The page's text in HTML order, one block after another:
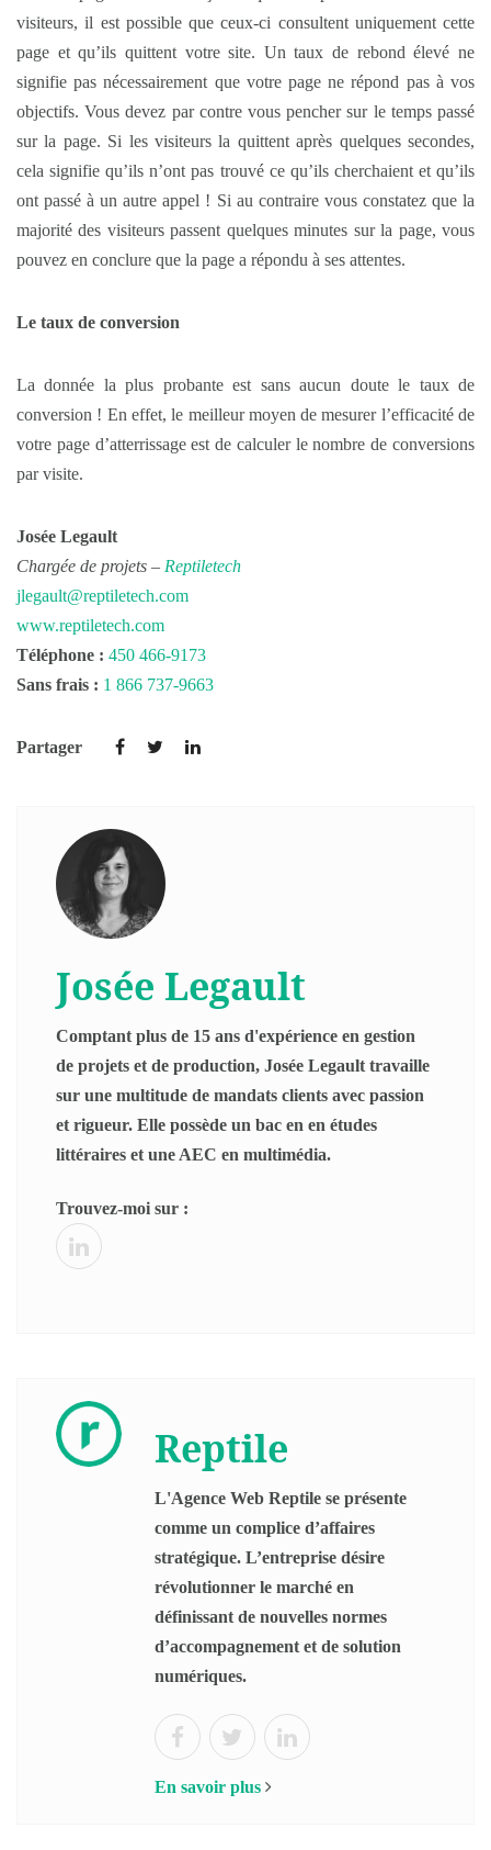
visiteurs, il est possible que ceux-ci consultent uniquement cette
page et qu’ils quittent votre site. Un taux de rebond élevé ne
signifie pas nécessairement que votre page ne répond pas à vos
objectifs. Vous devez par contre vous pencher sur le temps passé
sur la page. Si les visiteurs la quittent après quelques secondes,
cela signifie qu’ils n’ont pas trouvé ce qu’ils cherchaient et qu’ils
ont passé à un autre appel ! Si au contraire vous constatez que la
majorité des visiteurs passent quelques minutes sur la page, vous
pouvez en conclure que la page a répondu à ses attentes.
Le taux de conversion
La donnée la plus probante est sans aucun doute le taux de
conversion ! En effet, le meilleur moyen de mesurer l’efficacité de
votre page d’atterrissage est de calculer le nombre de conversions
par visite.
Josée Legault
Chargée de projets – Reptiletech
jlegault@reptiletech.com
www.reptiletech.com
Téléphone : 450 466-9173
Sans frais : 1 866 737-9663
Partager
Josée Legault
Comptant plus de 15 ans d'expérience en gestion
de projets et de production, Josée Legault travaille
sur une multitude de mandats clients avec passion
et rigueur. Elle possède un bac en en études
littéraires et une AEC en multimédia.
Trouvez-moi sur :
Reptile
L'Agence Web Reptile se présente
comme un complice d’affaires
stratégique. L’entreprise désire
révolutionner le marché en
définissant de nouvelles normes
d’accompagnement et de solution
numériques.
En savoir plus